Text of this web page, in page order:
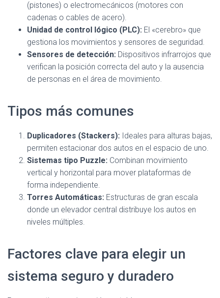
(pistones) o electromecánicos (motores con
cadenas o cables de acero).
Unidad de control lógico (PLC): El «cerebro» que
gestiona los movimientos y sensores de seguridad.
Sensores de detección: Dispositivos infrarrojos que
verifican la posición correcta del auto y la ausencia
de personas en el área de movimiento.
Tipos más comunes
Duplicadores (Stackers): Ideales para alturas bajas,
permiten estacionar dos autos en el espacio de uno.
Sistemas tipo Puzzle: Combinan movimiento
vertical y horizontal para mover plataformas de
forma independiente.
Torres Automáticas: Estructuras de gran escala
donde un elevador central distribuye los autos en
niveles múltiples.
Factores clave para elegir un
sistema seguro y duradero